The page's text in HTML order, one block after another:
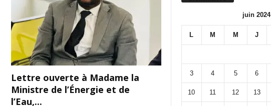
Lettre ouverte à Madame la
Ministre de l’Énergie et de
l’Eau,...
juin 2024
L M M J
3 4 5 6
10 11 12 13